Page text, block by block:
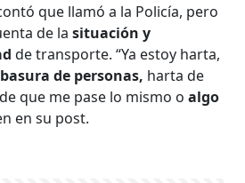
que llamó a la Policía, pero
de lasituación y
de transporte. “Ya estoy harta,
basura de personas, harta de
que me pase lo mismo oalgo
en su post.